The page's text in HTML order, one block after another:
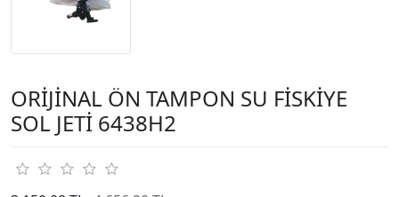
ORİJİNAL ÖN TAMPON SU FİSKİYE
SOL JETİ 6438H2